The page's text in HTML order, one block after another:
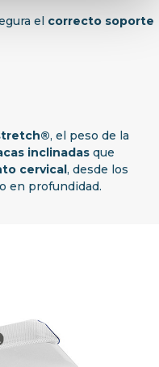
el correcto soporte
, el peso de la
inclinadas que
cervical, desde los
en profundidad.